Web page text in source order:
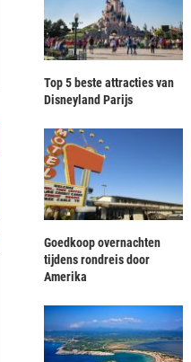
Top 5 beste attracties van
Disneyland Parijs
Goedkoop overnachten
tijdens rondreis door
Amerika